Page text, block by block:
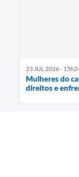
23 JUL 2026 -
Mulheres do
direitos e